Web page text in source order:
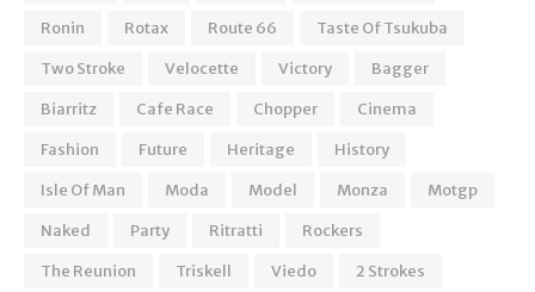
Ronin
Rotax Route 66
Taste Of Tsukuba
Two Stroke
Velocette Victory
Bagger
Biarritz
Cafe Race Chopper
Cinema
Fashion
Future Heritage
History
Isle Of Man
Moda Model Monza
Motgp
Naked
Party Ritratti
Rockers
The Reunion
Triskell Viedo
2 Strokes